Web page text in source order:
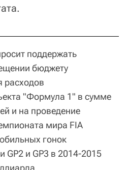
поддержать
бюджету
расходов
"Формула 1" в сумме
и на проведение
мира FIA
гонок
GP2 и GP3 в 2014-2015